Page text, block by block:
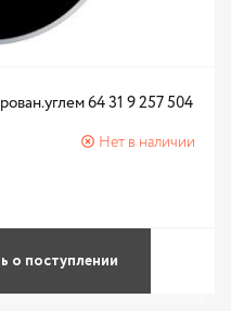
64 31 9 257 504
Нет в наличии
о поступлении